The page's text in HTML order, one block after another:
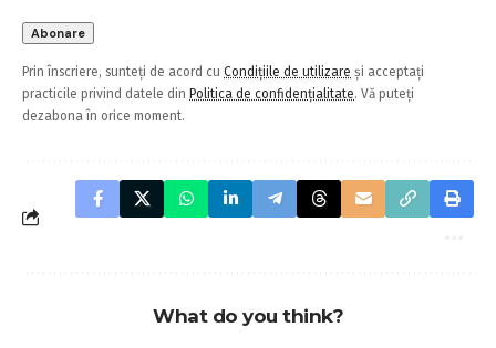
Prin înscriere, sunteți de acord cu Condițiile de utilizare și acceptați
practicile privind datele din Politica de confidențialitate. Vă puteți
dezabona în orice moment.
What do you think?